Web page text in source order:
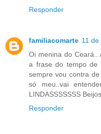
Responder
familiacomarte 11
Oi menina do
a frase do tempo de
sempre vou contra
só meu..vai
LINDASSSSSSS
Responder